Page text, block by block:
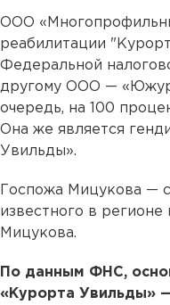
ООО
реабилитации
Федеральной
другому ООО —
очередь, на 100
Она же является
Увильды».
Госпожа Мицукова —
известного в
Мицукова.
По данным ФНС,
«Курорта Увильды»